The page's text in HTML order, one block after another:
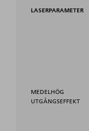
LASERPARAMETER
MEDELHÖG
UTGÅNGSEFFEKT